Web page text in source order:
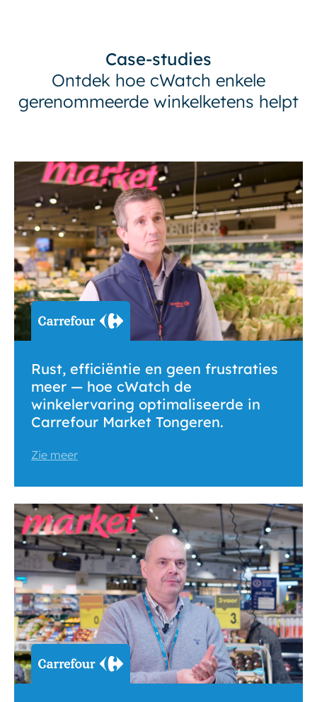
Case-studies
Ontdek hoe cWatch enkele
gerenommeerde winkelketens helpt
Rust, efficiëntie en geen frustraties
meer — hoe cWatch de
winkelervaring optimaliseerde in
Carrefour Market Tongeren.
Zie meer